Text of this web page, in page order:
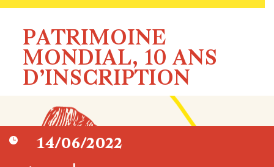
PATRIMOINE
MONDIAL, 10 ANS
D’INSCRIPTION
 14/06/2022